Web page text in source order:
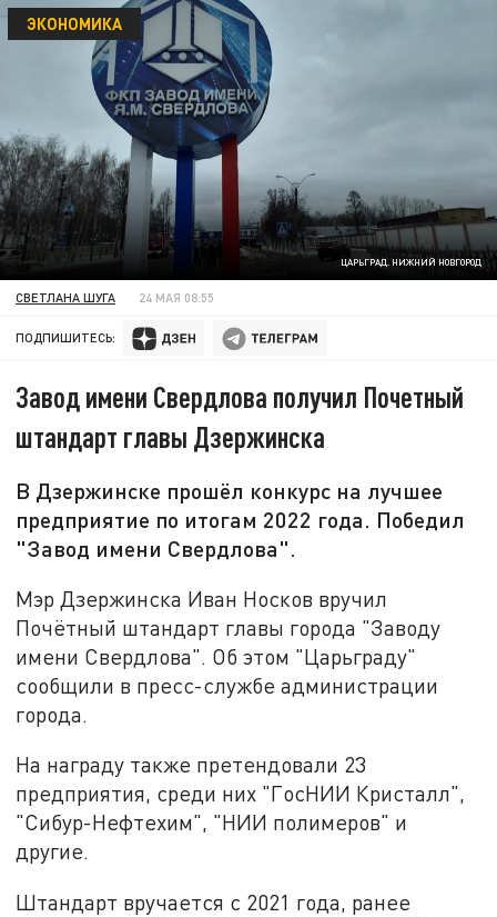
ЦАРЬГРАД. НИЖНИЙ НОВГОРОД
ЭКОНОМИКА
СВЕТЛАНА ШУГА 24 МАЯ 08:55
ПОДПИШИТЕСЬ:
Завод имени Свердлова получил Почетный
штандарт главы Дзержинска
В Дзержинске прошёл конкурс на лучшее
предприятие по итогам 2022 года. Победил
"Завод имени Свердлова".
Мэр Дзержинска Иван Носков вручил
Почётный штандарт главы города "Заводу
имени Свердлова". Об этом "Царьграду"
сообщили в пресс-службе администрации
города.
На награду также претендовали 23
предприятия, среди них "ГосНИИ Кристалл",
"Сибур-Нефтехим", "НИИ полимеров" и
другие.
Штандарт вручается с 2021 года, ранее